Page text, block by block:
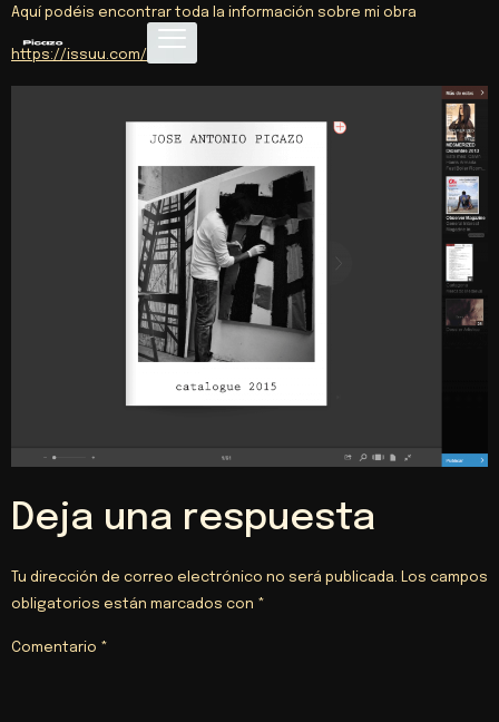
Aquí podéis encontrar toda la información sobre mi obra
https://issuu.com/picazo
Deja una respuesta
Tu dirección de correo electrónico no será publicada. Los campos
obligatorios están marcados con *
Comentario *